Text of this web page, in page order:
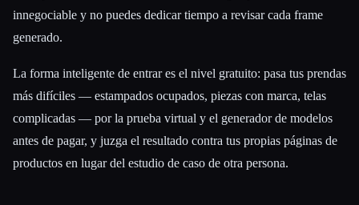
innegociable y no puedes dedicar tiempo a revisar cada frame
generado.
La forma inteligente de entrar es el nivel gratuito: pasa tus prendas
más difíciles — estampados ocupados, piezas con marca, telas
complicadas — por la prueba virtual y el generador de modelos
antes de pagar, y juzga el resultado contra tus propias páginas de
productos en lugar del estudio de caso de otra persona.